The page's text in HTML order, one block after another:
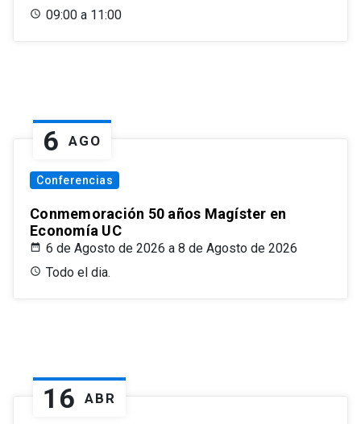
09:00 a 11:00
6 AGO
Conferencias
Conmemoración 50 años Magíster en
Economía UC
6 de Agosto de 2026 a 8 de Agosto de 2026
Todo el dia.
16 ABR